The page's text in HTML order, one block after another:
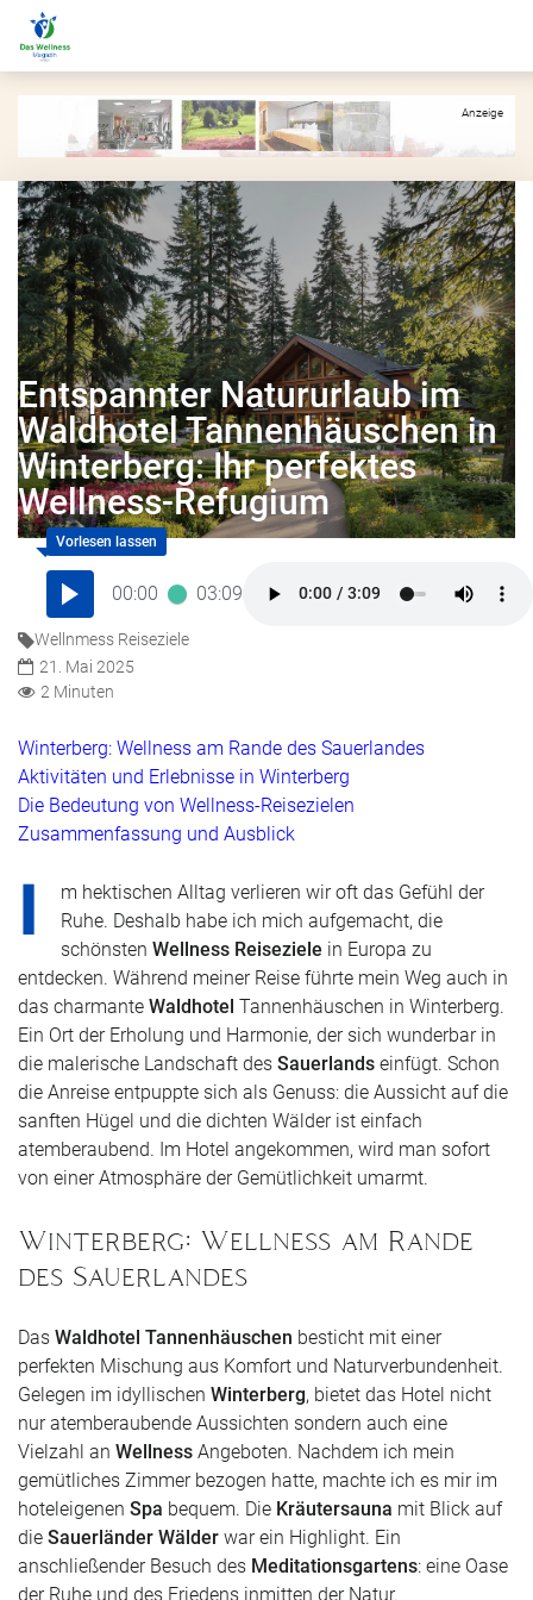
Entspannter Natururlaub im
Waldhotel Tannenhäuschen in
Winterberg: Ihr perfektes
Wellness-Refugium
00:00 03:09
Wellnmess Reiseziele
21. Mai 2025
2 Minuten
Winterberg: Wellness am Rande des Sauerlandes
Aktivitäten und Erlebnisse in Winterberg
Die Bedeutung von Wellness-Reisezielen
Zusammenfassung und Ausblick
I
m hektischen Alltag verlieren wir oft das Gefühl der
Ruhe. Deshalb habe ich mich aufgemacht, die
schönsten Wellness Reiseziele in Europa zu
entdecken. Während meiner Reise führte mein Weg auch in
das charmante Waldhotel Tannenhäuschen in Winterberg.
Ein Ort der Erholung und Harmonie, der sich wunderbar in
die malerische Landschaft des Sauerlands einfügt. Schon
die Anreise entpuppte sich als Genuss: die Aussicht auf die
sanften Hügel und die dichten Wälder ist einfach
atemberaubend. Im Hotel angekommen, wird man sofort
von einer Atmosphäre der Gemütlichkeit umarmt.
Winterberg: Wellness am Rande
des Sauerlandes
Das Waldhotel Tannenhäuschen besticht mit einer
perfekten Mischung aus Komfort und Naturverbundenheit.
Gelegen im idyllischen Winterberg, bietet das Hotel nicht
nur atemberaubende Aussichten sondern auch eine
Vielzahl an Wellness Angeboten. Nachdem ich mein
gemütliches Zimmer bezogen hatte, machte ich es mir im
hoteleigenen Spa bequem. Die Kräutersauna mit Blick auf
die Sauerländer Wälder war ein Highlight. Ein
anschließender Besuch des Meditationsgartens: eine Oase
der Ruhe und des Friedens inmitten der Natur.